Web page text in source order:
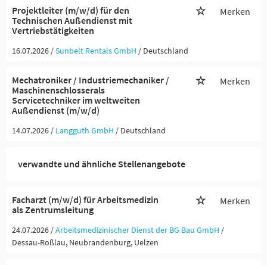
Projektleiter (m/w/d) für den
Technischen Außendienst mit
Vertriebstätigkeiten
Merken
16.07.2026 /Sunbelt Rentals GmbH / Deutschland
Mechatroniker / Industriemechaniker /
Maschinenschlosserals
Servicetechniker im weltweiten
Außendienst (m/w/d)
Merken
14.07.2026 / Langguth GmbH / Deutschland
verwandte und ähnliche Stellenangebote
Facharzt (m/w/d) für Arbeitsmedizin
als Zentrumsleitung
Merken
24.07.2026 /Arbeitsmedizinischer Dienst der BG Bau GmbH /
Dessau-Roßlau, Neubrandenburg, Uelzen